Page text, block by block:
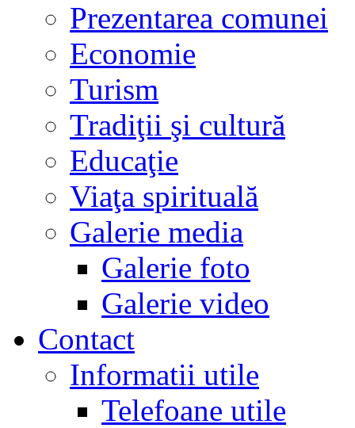
Prezentarea comunei
Economie
Turism
Tradiţii şi cultură
Educaţie
Viaţa spirituală
Galerie media
Galerie foto
Galerie video
Contact
Informatii utile
Telefoane utile